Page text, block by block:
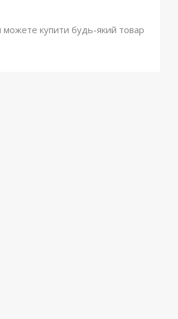
можете купити будь-який товар